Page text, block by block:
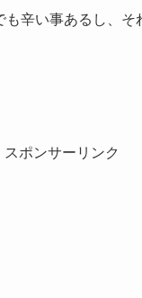
も辛い事あるし、そ
スポンサーリンク